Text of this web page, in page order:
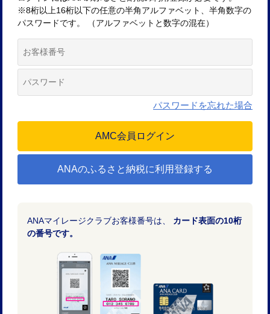
※8桁以上16桁以下の任意の半角アルファベット、半角数字の
パスワードです。 （アルファベットと数字の混在）
パスワードを忘れた場合
ANAのふるさと納税に利用登録する
ANAマイレージクラブお客様番号は、 カード表面の10桁
の番号です。